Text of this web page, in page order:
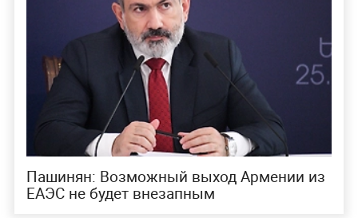
Пашинян: Возможный выход Армении из
ЕАЭС не будет внезапным